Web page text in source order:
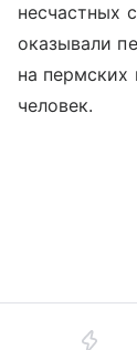
несчастных
оказывали
на пермских
человек.